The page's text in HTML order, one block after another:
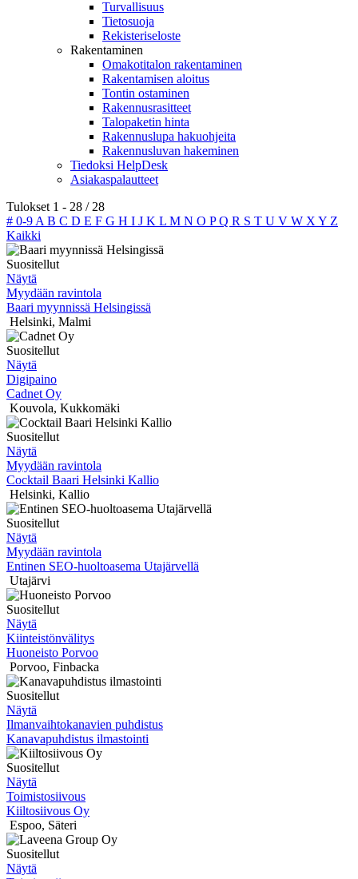
Turvallisuus
Tietosuoja
Rekisteriseloste
Rakentaminen
Omakotitalon rakentaminen
Rakentamisen aloitus
Tontin ostaminen
Rakennusrasitteet
Talopaketin hinta
Rakennuslupa hakuohjeita
Rakennusluvan hakeminen
Tiedoksi HelpDesk
Asiakaspalautteet
Tulokset 1 - 28 / 28
# 0-9 A B C D E F G H I J K L M N O PQ R S T U V W X Y Z
Kaikki
Suositellut
Näytä
Myydään ravintola
Baari myynnissä Helsingissä
Helsinki, Malmi
Suositellut
Näytä
Digipaino
Cadnet Oy
Kouvola, Kukkomäki
Suositellut
Näytä
Myydään ravintola
Cocktail Baari Helsinki Kallio
Helsinki, Kallio
Suositellut
Näytä
Myydään ravintola
Entinen SEO-huoltoasema Utajärvellä
Utajärvi
Suositellut
Näytä
Kiinteistönvälitys
Huoneisto Porvoo
Porvoo, Finbacka
Suositellut
Näytä
Ilmanvaihtokanavien puhdistus
Kanavapuhdistus ilmastointi
Suositellut
Näytä
Toimistosiivous
Kiiltosiivous Oy
Espoo, Säteri
Suositellut
Näytä